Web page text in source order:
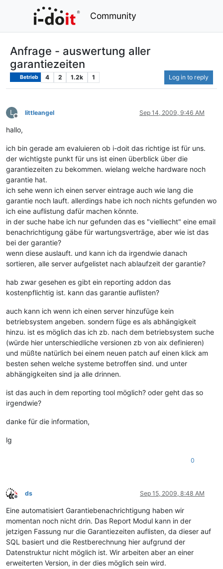
Community
Anfrage - auswertung aller
garantiezeiten
Betrieb 4 2 1.2k 1 Log in to reply
L
Offline
littleangel Sep 14, 2009, 9:46 AM
hallo,
ich bin gerade am evaluieren ob i-doit das richtige ist für uns.
der wichtigste punkt für uns ist einen überblick über die
garantiezeiten zu bekommen. wielang welche hardware noch
garantie hat.
ich sehe wenn ich einen server eintrage auch wie lang die
garantie noch lauft. allerdings habe ich noch nichts gefunden wo
ich eine auflistung dafür machen könnte.
in der suche habe ich nur gefunden das es "vielliecht" eine email
benachrichtigung gäbe für wartungsverträge, aber wie ist das
bei der garantie?
wenn diese auslauft. und kann ich da irgendwie danach
sortieren, alle server aufgelistet nach ablaufzeit der garantie?
hab zwar gesehen es gibt ein reporting addon das
kostenpflichtig ist. kann das garantie auflisten?
auch kann ich wenn ich einen server hinzufüge kein
betriebsystem angeben. sondern füge es als abhängigkeit
hinzu. ist es möglich das ich zb. nach dem betriebsystem suche
(würde hier unterschiedliche versionen zb von aix definieren)
und müßte natürlich bei einem neuen patch auf einen klick am
besten sehen welche systeme betroffen sind. und unter
abhängigkeiten sind ja alle drinnen.
ist das auch in dem reporting tool möglich? oder geht das so
irgendwie?
danke für die information,
lg
0
Offline
ds Sep 15, 2009, 8:48 AM
Eine automatisiert Garantiebenachrichtigung haben wir
momentan noch nicht drin. Das Report Modul kann in der
jetzigen Fassung nur die Garantiezeiten auflisten, da dieser auf
SQL basiert und die Restberechnung hier aufgrund der
Datenstruktur nicht möglich ist. Wir arbeiten aber an einer
erweiterten Version, in der dies möglich sein wird.